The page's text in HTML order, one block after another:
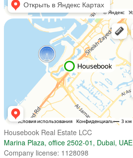
Housebook Real Estate LCC
Marina Plaza, office 2502-01, Dubai, UAE
Company license: 1128098